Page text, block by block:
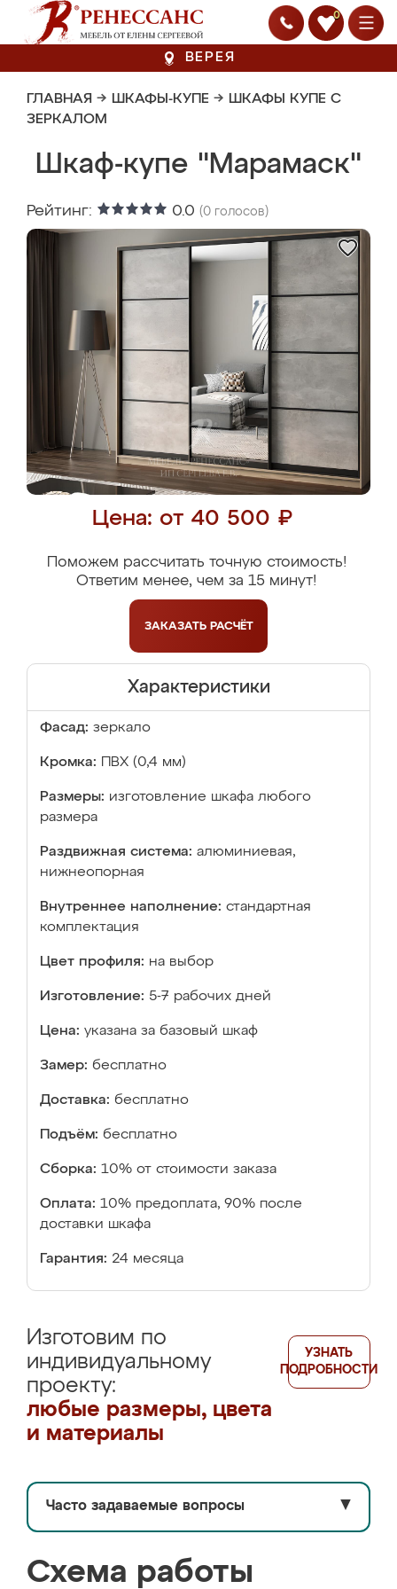
0
ВЕРЕЯ
ГЛАВНАЯ → ШКАФЫ-КУПЕ → ШКАФЫ КУПЕ С
ЗЕРКАЛОМ
Шкаф-купе "Марамаск"
Рейтинг: 0.0 (0 голосов)
Цена: от 40 500 ₽
Поможем рассчитать точную стоимость!
Ответим менее, чем за 15 минут!
ЗАКАЗАТЬ РАСЧЁТ
Характеристики
Фасад: зеркало
Кромка: ПВХ (0,4 мм)
Размеры: изготовление шкафа любого
размера
Раздвижная система: алюминиевая,
нижнеопорная
Внутреннее наполнение: стандартная
комплектация
Цвет профиля: на выбор
Изготовление: 5-7 рабочих дней
Цена: указана за базовый шкаф
Замер: бесплатно
Доставка: бесплатно
Подъём: бесплатно
Сборка: 10% от стоимости заказа
Оплата: 10% предоплата, 90% после
доставки шкафа
Гарантия: 24 месяца
Изготовим по
индивидуальному
проекту:
любые размеры, цвета
и материалы
УЗНАТЬ
ПОДРОБНОСТИ
Часто задаваемые вопросы ▼
Схема работы